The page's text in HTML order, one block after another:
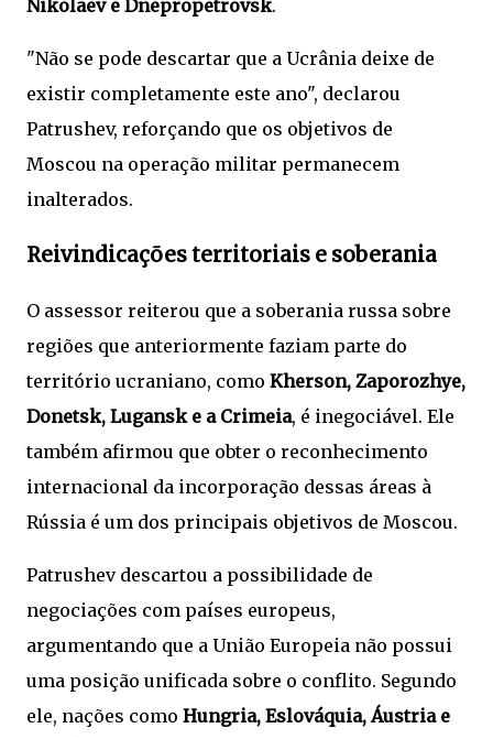
Nikolaev e Dnepropetrovsk.
"Não se pode descartar que a Ucrânia deixe de
existir completamente este ano", declarou
Patrushev, reforçando que os objetivos de
Moscou na operação militar permanecem
inalterados.
Reivindicações territoriais e soberania
O assessor reiterou que a soberania russa sobre
regiões que anteriormente faziam parte do
território ucraniano, como Kherson, Zaporozhye,
Donetsk, Lugansk e a Crimeia, é inegociável. Ele
também afirmou que obter o reconhecimento
internacional da incorporação dessas áreas à
Rússia é um dos principais objetivos de Moscou.
Patrushev descartou a possibilidade de
negociações com países europeus,
argumentando que a União Europeia não possui
uma posição unificada sobre o conflito. Segundo
ele, nações como Hungria, Eslováquia, Áustria e